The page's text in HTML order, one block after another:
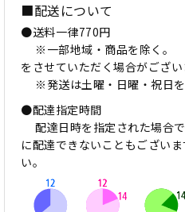
■配送について
●送料一律770円
※一部地域・商品を除く。
をさせていただく場合がござい
※発送は土曜・日曜・祝日を
●配達指定時間
配達日時を指定された場合
に配達できないこともござい
い。